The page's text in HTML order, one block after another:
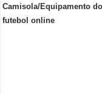
Camisola/Equipamento
futebol online